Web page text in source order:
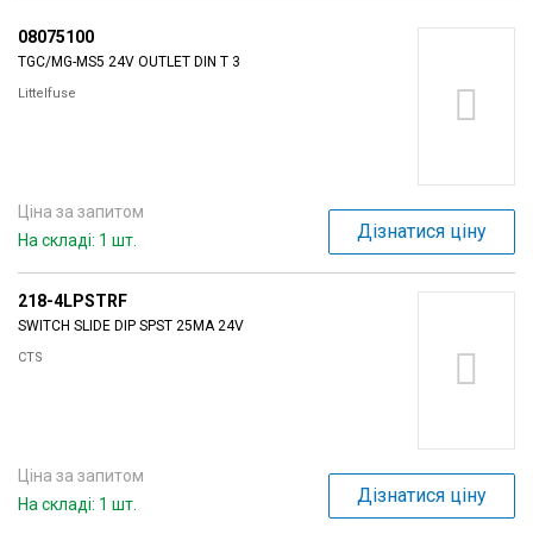
08075100
TGC/MG-MS5 24V OUTLET DIN T 3
Littelfuse
Ціна за запитом
На складі: 1 шт.
Дізнатися ціну
218-4LPSTRF
SWITCH SLIDE DIP SPST 25MA 24V
CTS
Ціна за запитом
На складі: 1 шт.
Дізнатися ціну